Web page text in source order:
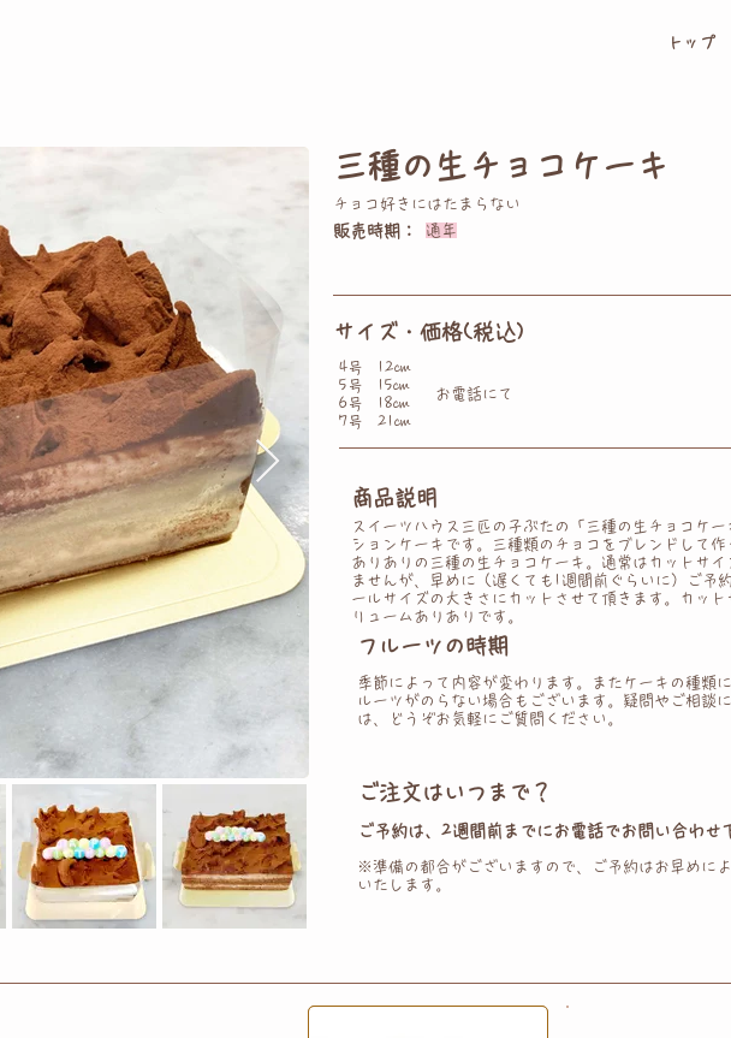
トップ
三種の生チョコケーキ
チョコ好きにはたまらない
販売時期： 通年
サイズ・価格(税込)
4号
5号
6号
7号
12cm
15cm
18cm
21cm
お電話にて
商品説明
スイーツハウス三匹の子ぶたの「三種の生チョコケー
ションケーキです。三種類のチョコをブレンドして作
ありありの 三種の生チョコケーキ。通常は カットサイ
ませんが、 早めに（遅くても1週間前ぐらいに） ご予
ールサイズの大きさに カットさせて頂きます。カット
リュームありありです。
フルーツの時期
季節によって内容が変わります。またケーキの種類
ルーツがのらない場合もございます。疑問やご相談
は、どうぞお気軽にご質問ください。
ご注文はいつまで？
ご予約は、2週間前までにお電話でお問い合わせ
※準備の都合がございますので、ご予約はお早めに
いたします。